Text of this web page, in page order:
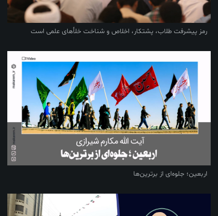
رمز پیشرفت طلاب، پشتکار، اخلاص و شناخت خلأهای علمی است
اربعین؛ جلوه‌ای از برترین‌ها